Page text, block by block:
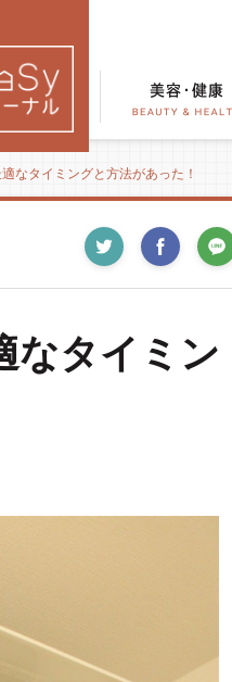
なタイミングと方法があった！
なタイミン